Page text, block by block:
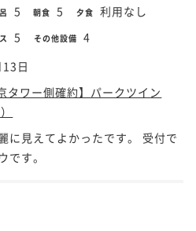
5 朝食 5 夕食 利用なし
5 その他設備 4
日
タワー側確約】パークツイン
に見えてよかったです。 受付で
す。